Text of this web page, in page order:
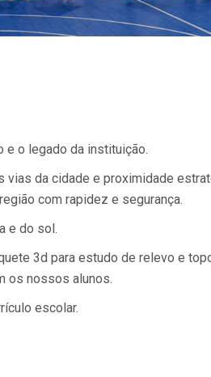
e o legado da instituição.
da cidade e proximidade
com rapidez e segurança.
e do sol.
3d para estudo de relevo e
os nossos alunos.
escolar.